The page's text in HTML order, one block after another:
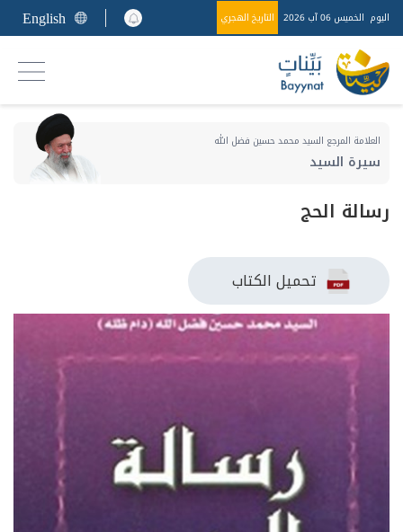
اليوم الخميس 06 آب 2026 التاريخ الهجري English
العلامة المرجع السيد محمد حسين فضل الله
سيرة السيد
رسالة الحج
تحميل الكتاب